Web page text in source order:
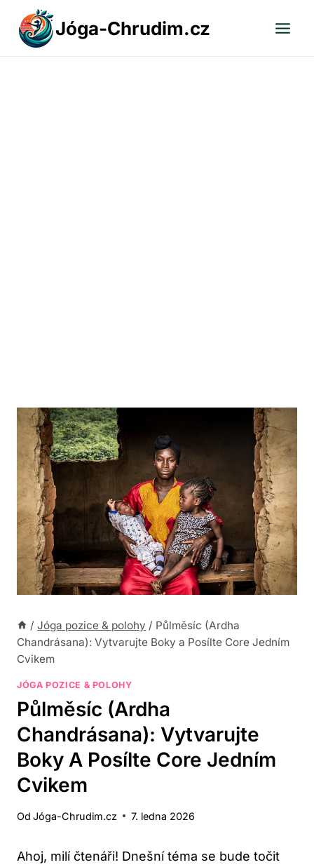
Přeskočit
obsah
Jóga-Chrudim.cz
/ Jóga pozice & polohy / Půlměsíc (Ardha
Chandrásana): Vytvarujte Boky a Posílte Core Jedním
Cvikem
JÓGA POZICE & POLOHY
Půlměsíc (Ardha
Chandrásana): Vytvarujte
Boky A Posílte Core Jedním
Cvikem
Od Jóga-Chrudim.cz 7. ledna 2026
Ahoj, milí čtenáři! Dnešní téma se bude točit